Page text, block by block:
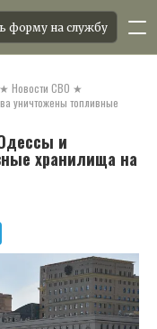
форму на службу
★ Новости СВО ★
уничтожены топливные
и
хранилища на